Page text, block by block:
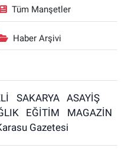
Tüm Manşetler
Haber Arşivi
SAKARYA
ASAYİŞ
EĞİTİM
MAGAZİN
Gazetesi